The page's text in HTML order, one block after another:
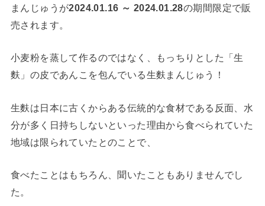
まんじゅうが2024.01.16 ～ 2024.01.28の期間限定で販
売されます。
小麦粉を蒸して作るのではなく、もっちりとした「生
麩」の皮であんこを包んでいる生麩まんじゅう！
生麩は日本に古くからある伝統的な食材である反面、水
分が多く日持ちしないといった理由から食べられていた
地域は限られていたとのことで、
食べたことはもちろん、聞いたこともありませんでし
た。